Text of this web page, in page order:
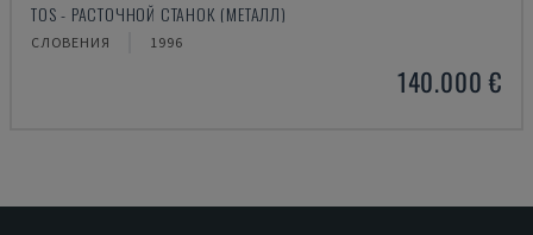
TOS - РАСТОЧНОЙ СТАНОК (МЕТАЛЛ)
СЛОВЕНИЯ 1996
140.000 €